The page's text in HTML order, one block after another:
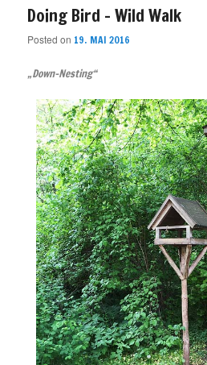
Doing Bird – Wild Walk
Posted on 19. MAI 2016
„Down-Nesting“